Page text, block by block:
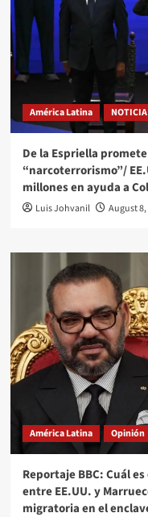
América Latina
De la Espriella
“narcoterrorismo”/
millones en ayuda a
Luis Johvanil August 8,
América Latina Opinión
Reportaje BBC: Cuál
entre EE.UU. y
migratoria en el